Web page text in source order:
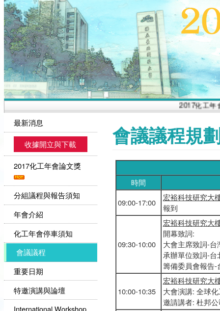
2017化工年會
最新消息
收據開立與下載
2017化工年會論文獎
分組議程與報告須知
年會介紹
化工年會停車須知
會議議程
重要日期
特邀演講與論壇
International Workshop
會議議程規
時間
09:00-17:00
宏裕科技研究大
報到
09:30-10:00
宏裕科技研究大
開幕致詞:
大會主席致詞-
承辦單位致詞-
籌備委員會報告-
10:00-10:35
宏裕科技研究大
大會演講: 全球
邀請講者: 杜邦